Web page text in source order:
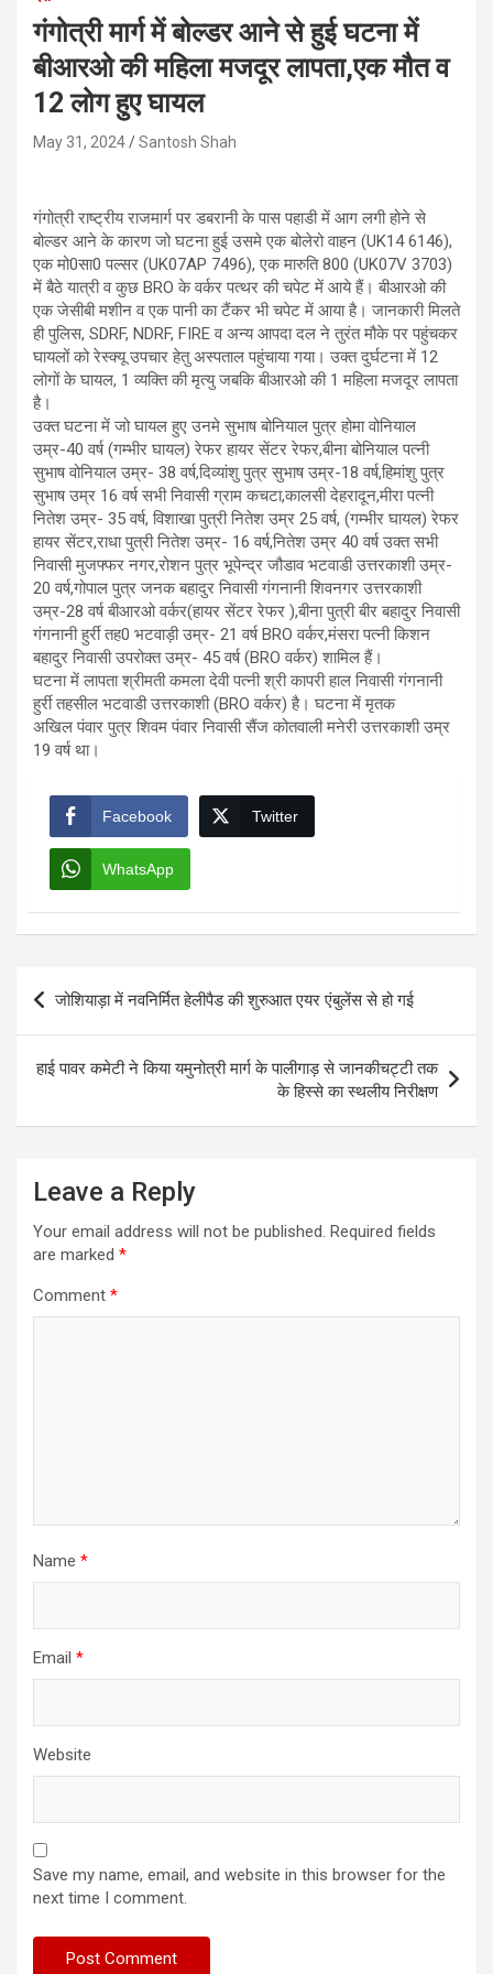
गंगोत्री मार्ग में बोल्डर आने से हुई घटना में
बीआरओ की महिला मजदूर लापता,एक मौत व
12 लोग हुए घायल
May 31, 2024 Santosh Shah
गंगोत्री राष्ट्रीय राजमार्ग पर डबरानी के पास पहाडी में आग लगी होने से
बोल्डर आने के कारण जो घटना हुई उसमे एक बोलेरो वाहन (UK14 6146),
एक मो0सा0 पल्सर (UK07AP 7496), एक मारुति 800 (UK07V 3703)
में बैठे यात्री व कुछ BRO के वर्कर पत्थर की चपेट में आये हैं। बीआरओ की
एक जेसीबी मशीन व एक पानी का टैंकर भी चपेट में आया है। जानकारी मिलते
ही पुलिस, SDRF, NDRF, FIRE व अन्य आपदा दल ने तुरंत मौके पर पहुंचकर
घायलों को रेस्क्यू उपचार हेतु अस्पताल पहुंचाया गया। उक्त दुर्घटना में 12
लोगों के घायल, 1 व्यक्ति की मृत्यु जबकि बीआरओ की 1 महिला मजदूर लापता
है।
उक्त घटना में जो घायल हुए उनमे सुभाष बोनियाल पुत्र होमा वोनियाल
उम्र-40 वर्ष (गम्भीर घायल) रेफर हायर सेंटर रेफर,बीना बोनियाल पत्नी
सुभाष वोनियाल उम्र- 38 वर्ष,दिव्यांशु पुत्र सुभाष उम्र-18 वर्ष,हिमांशु पुत्र
सुभाष उम्र 16 वर्ष सभी निवासी ग्राम कचटा,कालसी देहरादून,मीरा पत्नी
नितेश उम्र- 35 वर्ष, विशाखा पुत्री नितेश उम्र 25 वर्ष, (गम्भीर घायल) रेफर
हायर सेंटर,राधा पुत्री नितेश उम्र- 16 वर्ष,नितेश उम्र 40 वर्ष उक्त सभी
निवासी मुजफ्फर नगर,रोशन पुत्र भूपेन्द्र जौडाव भटवाडी उत्तरकाशी उम्र-
20 वर्ष,गोपाल पुत्र जनक बहादुर निवासी गंगनानी शिवनगर उत्तरकाशी
उम्र-28 वर्ष बीआरओ वर्कर(हायर सेंटर रेफर ),बीना पुत्री बीर बहादुर निवासी
गंगनानी हुर्री तह0 भटवाड़ी उम्र- 21 वर्ष BRO वर्कर,मंसरा पत्नी किशन
बहादुर निवासी उपरोक्त उम्र- 45 वर्ष (BRO वर्कर) शामिल हैं।
घटना में लापता श्रीमती कमला देवी पत्नी श्री कापरी हाल निवासी गंगनानी
हुर्री तहसील भटवाडी उत्तरकाशी (BRO वर्कर) है। घटना में मृतक
अखिल पंवार पुत्र शिवम पंवार निवासी सैंज कोतवाली मनेरी उत्तरकाशी उम्र
19 वर्ष था।
Facebook Twitter
WhatsApp
Post
navigation
जोशियाड़ा में नवनिर्मित हेलीपैड की शुरुआत एयर एंबुलेंस से हो गई
हाई पावर कमेटी ने किया यमुनोत्री मार्ग के पालीगाड़ से जानकीचट्टी तक
के हिस्से का स्थलीय निरीक्षण
Leave a Reply
Your email address will not be published. Required fields
are marked *
Comment *
Name *
Email *
Website
Save my name, email, and website in this browser for the
next time I comment.